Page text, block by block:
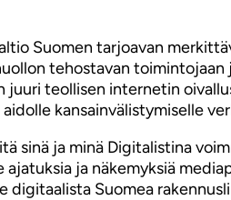
Suomen tarjoavan
tehostavan
teollisen internetin
kansainvälistymiselle
sinä ja minä Digitalistina
ja näkemyksiä
Suomea